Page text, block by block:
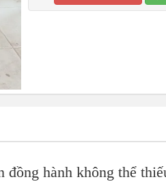
hành không thể